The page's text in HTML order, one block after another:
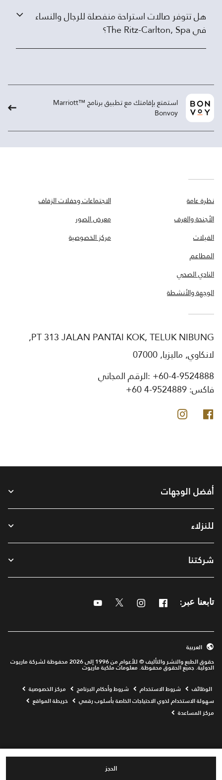
الحجز
هل تتوفر صالات استراحة منفصلة للرجال والنساء
في The Ritz-Carlton, Spa؟
استمتع بإقامتك مع تطبيق برنامج ™Marriott
Bonvoy
نظرة عامة
الأجنحة والغرف
الفيلات
المطاعم
النادي الصحي
الوجهة والأنشطة
الاجتماعات وحفلات الزفاف
معرض الصور
مركز الخصوصية
PT 313 JALAN PANTAI KOK, TELUK NIBUNG,
لانكاوي, ماليزيا, 07000
الرقم المجاني: +60-4-9524888
فاكس:+60 4-9524889
فيس بوك
أفضل الوجهات
للنزلاء
شركتنا
تابعنا عبر: Facebook
Instagram
Twitter
حقوق الطبع والنشر والتأليف © للأعوام من 1996 إلى 2026 محفوظة لشركة ماريوت
الدولية. جميع الحقوق محفوظة. معلومات ملكية ماريوت
العربية
الوظائف Opens a new window
شروط الاستخدام شروط وأحكام البرنامج
مركز الخصوصية
سهولة الاستخدام لذوي الاحتياجات الخاصة بأسلوب رقمي
خريطة المواقع
مركز المساعدة